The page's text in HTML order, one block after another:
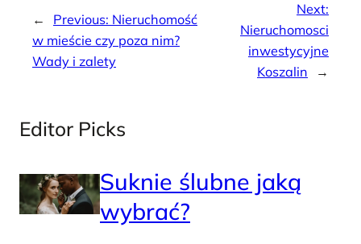
← Previous: Nieruchomość
w mieście czy poza nim?
Wady i zalety
Next:
Nieruchomosci
inwestycyjne
Koszalin
→
Editor Picks
Suknie ślubne jaką
wybrać?